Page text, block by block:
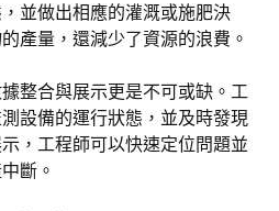
並做出相應的灌溉或施肥決
產量，還減少了資源的浪費。
整合與展示更是不可或缺。工
設備的運行狀態，並及時發現
，工程師可以快速定位問題並
斷。